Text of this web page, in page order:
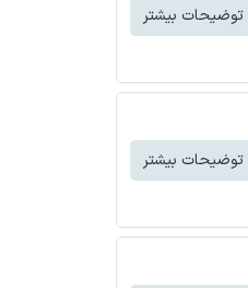
توضیحات بیشتر
توضیحات بیشتر